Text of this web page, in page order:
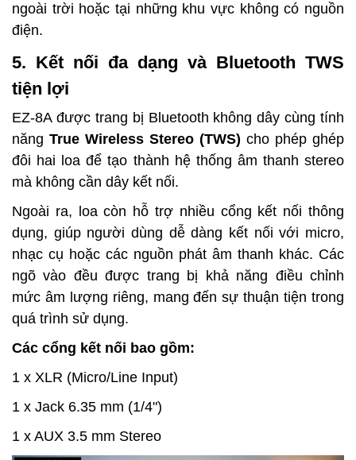
ngoài trời hoặc tại những khu vực không có nguồn
điện.
5. Kết nối đa dạng và Bluetooth TWS
tiện lợi
EZ-8A được trang bị Bluetooth không dây cùng tính
năng True Wireless Stereo (TWS) cho phép ghép
đôi hai loa để tạo thành hệ thống âm thanh stereo
mà không cần dây kết nối.
Ngoài ra, loa còn hỗ trợ nhiều cổng kết nối thông
dụng, giúp người dùng dễ dàng kết nối với micro,
nhạc cụ hoặc các nguồn phát âm thanh khác. Các
ngõ vào đều được trang bị khả năng điều chỉnh
mức âm lượng riêng, mang đến sự thuận tiện trong
quá trình sử dụng.
Các cổng kết nối bao gồm:
1 x XLR (Micro/Line Input)
1 x Jack 6.35 mm (1/4")
1 x AUX 3.5 mm Stereo